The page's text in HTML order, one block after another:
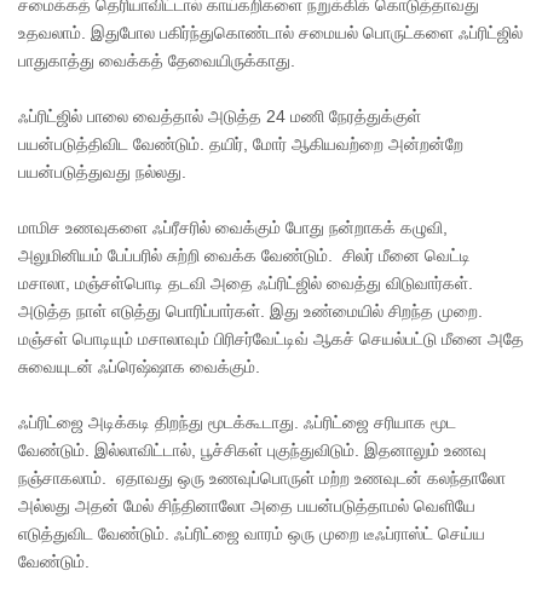
சமைக்கத் தெரியாவிட்டால் காய்கறிகளை நறுக்கிக் கொடுத்தாவது
உதவலாம். இதுபோல பகிர்ந்துகொண்டால் சமையல் பொருட்களை ஃப்ரிட்ஜில்
பாதுகாத்து வைக்கத் தேவையிருக்காது.
ஃப்ரிட்ஜில் பாலை வைத்தால் அடுத்த 24 மணி நேரத்துக்குள்
பயன்படுத்திவிட வேண்டும். தயிர், மோர் ஆகியவற்றை அன்றன்றே
பயன்படுத்துவது நல்லது.
மாமிச உணவுகளை ஃப்ரீசரில் வைக்கும் போது நன்றாகக் கழுவி,
அலுமினியம் பேப்பரில் சுற்றி வைக்க வேண்டும். சிலர் மீனை வெட்டி
மசாலா, மஞ்சள்பொடி தடவி அதை ஃப்ரிட்ஜில் வைத்து விடுவார்கள்.
அடுத்த நாள் எடுத்து பொரிப்பார்கள். இது உண்மையில் சிறந்த முறை.
மஞ்சள் பொடியும் மசாலாவும் பிரிசர்வேட்டிவ் ஆகச் செயல்பட்டு மீனை அதே
சுவையுடன் ஃப்ரெஷ்ஷாக வைக்கும்.
ஃப்ரிட்ஜை அடிக்கடி திறந்து மூடக்கூடாது. ஃப்ரிட்ஜை சரியாக மூட
வேண்டும். இல்லாவிட்டால், பூச்சிகள் புகுந்துவிடும். இதனாலும் உணவு
நஞ்சாகலாம். ஏதாவது ஒரு உணவுப்பொருள் மற்ற உணவுடன் கலந்தாலோ
அல்லது அதன் மேல் சிந்தினாலோ அதை பயன்படுத்தாமல் வெளியே
எடுத்துவிட வேண்டும். ஃப்ரிட்ஜை வாரம் ஒரு முறை டீஃப்ராஸ்ட் செய்ய
வேண்டும்.